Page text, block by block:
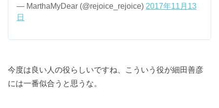
— MarthaMyDear (@rejoice_rejoice) 2017年11月13
日
今度は良い人の役らしいですね、こういう役が細田善彦
には一番似合うと思うな。